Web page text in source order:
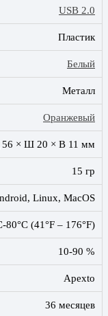
USB 2.0
Пластик
Белый
Металл
Оранжевый
56 × Ш 20 × В 11 мм
15 гр
Linux, MacOS
80°C (41°F – 176°F)
10-90 %
Apexto
36 месяцев